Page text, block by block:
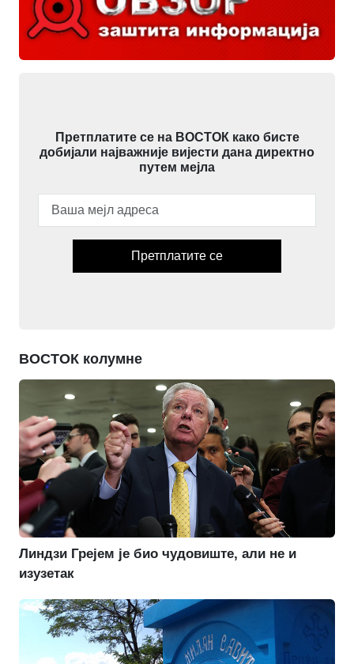
Претплатите се на ВОСТОК како бисте
добијали најважније вијести дана директно
путем мејла
Претплатите се
ВОСТОК колумне
Линдзи Грејем је био чудовиште, али не и
изузетак